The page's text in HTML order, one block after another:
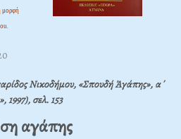
μορφή
Νικοδήμου, «Σπουδή Ἀγάπης», α΄
σελ. 153
αγάπης